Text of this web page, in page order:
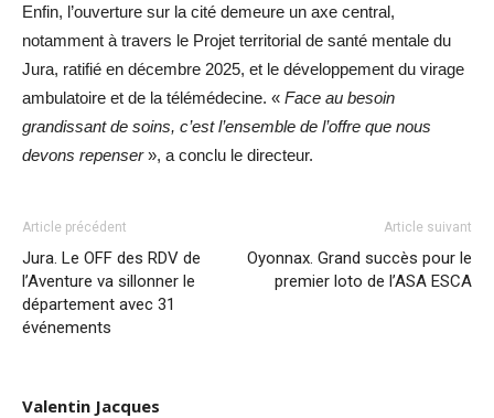
Enfin, l’ouverture sur la cité demeure un axe central,
notamment à travers le Projet territorial de santé mentale du
Jura, ratifié en décembre 2025, et le développement du virage
ambulatoire et de la télémédecine. « Face au besoin
grandissant de soins, c’est l’ensemble de l’offre que nous
devons repenser», a conclu le directeur.
Article précédent
Jura. Le OFF des RDV de
l’Aventure va sillonner le
département avec 31
événements
Article suivant
Oyonnax. Grand succès pour le
premier loto de l’ASA ESCA
Valentin Jacques